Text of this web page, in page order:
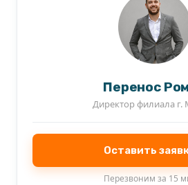
• Большая гостиная. Сердце
Продуманный световой
естественное освещение,
архитектурный свет.
Встроенная зона барбекю
Перенос
Директор филиала г.
Оставить
Перезвоним за 15